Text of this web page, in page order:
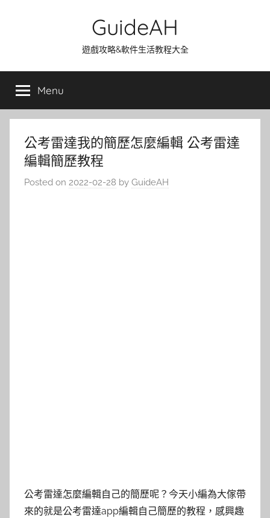
GuideAH
遊戲攻略&軟件生活教程大全
Menu
公考雷達我的簡歷怎麼編輯 公考雷達
編輯簡歷教程
Posted on 2022-02-28 by GuideAH
公考雷達怎麼編輯自己的簡歷呢？今天小編為大傢帶
來的就是公考雷達app編輯自己簡歷的教程，感興趣